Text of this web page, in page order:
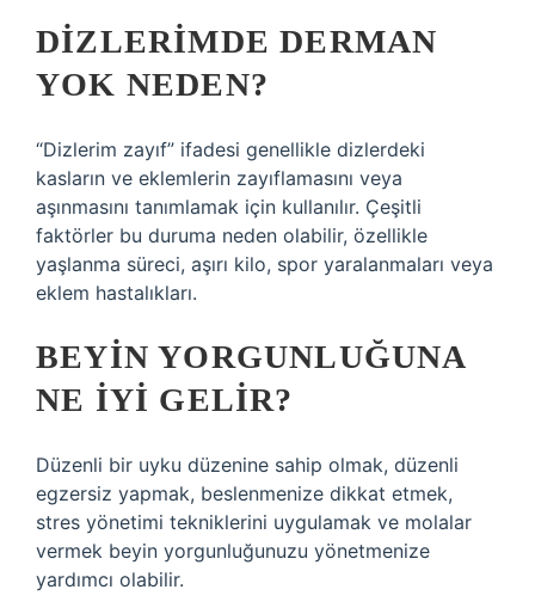
DIZLERIMDE DERMAN
YOK NEDEN?
“Dizlerim zayıf” ifadesi genellikle dizlerdeki
kasların ve eklemlerin zayıflamasını veya
aşınmasını tanımlamak için kullanılır. Çeşitli
faktörler bu duruma neden olabilir, özellikle
yaşlanma süreci, aşırı kilo, spor yaralanmaları veya
eklem hastalıkları.
BEYIN YORGUNLUĞUNA
NE IYI GELIR?
Düzenli bir uyku düzenine sahip olmak, düzenli
egzersiz yapmak, beslenmenize dikkat etmek,
stres yönetimi tekniklerini uygulamak ve molalar
vermek beyin yorgunluğunuzu yönetmenize
yardımcı olabilir.